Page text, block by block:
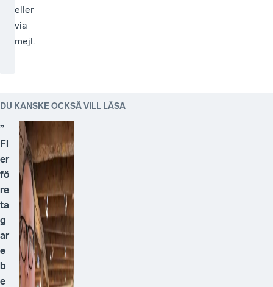
eller
via
mejl.
DU KANSKE OCKSÅ VILL LÄSA
”
Fl
er
fö
re
ta
g
ar
e
b
e